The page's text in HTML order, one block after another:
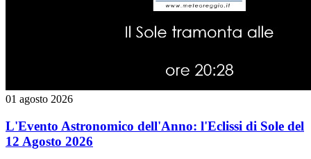
01 agosto 2026
L'Evento Astronomico dell'Anno: l'Eclissi di Sole del
12 Agosto 2026